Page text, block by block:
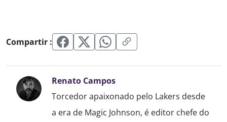
Compartir :
Renato Campos
Torcedor apaixonado pelo Lakers desde
a era de Magic Johnson, é editor chefe do